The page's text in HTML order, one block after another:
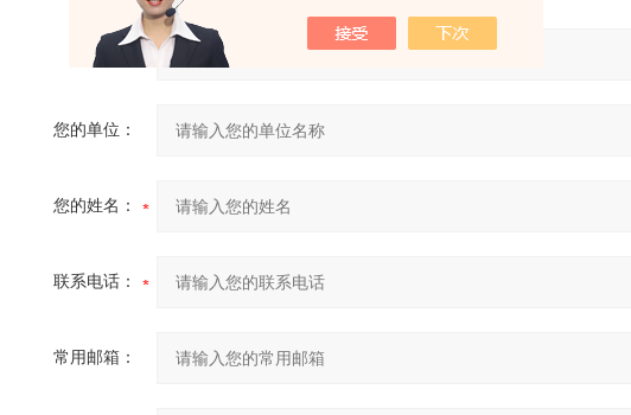
产品：
您的单位：
您的姓名：
联系电话：
常用邮箱：